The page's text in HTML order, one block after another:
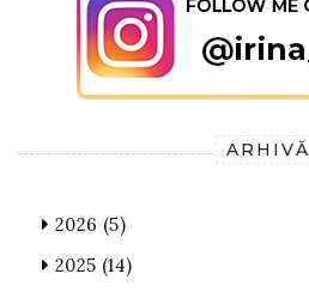
ARHIVĂ
2026 (5)
2025 (14)